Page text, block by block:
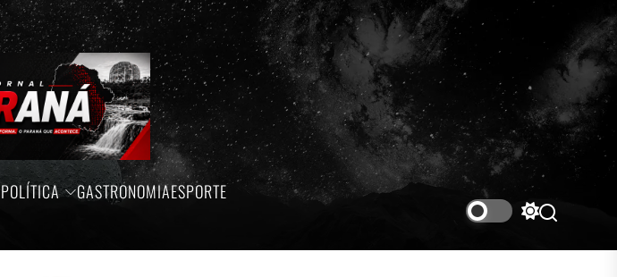
POLÍTICA GASTRONOMIAESPORTE
SwitchSearch